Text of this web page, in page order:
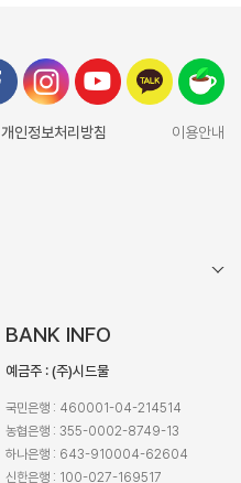
개인정보처리방침
이용안내
BANK INFO
예금주 : (주)시드물
국민은행 : 460001-04-214514
농협은행 : 355-0002-8749-13
하나은행 : 643-910004-62604
신한은행 : 100-027-169517